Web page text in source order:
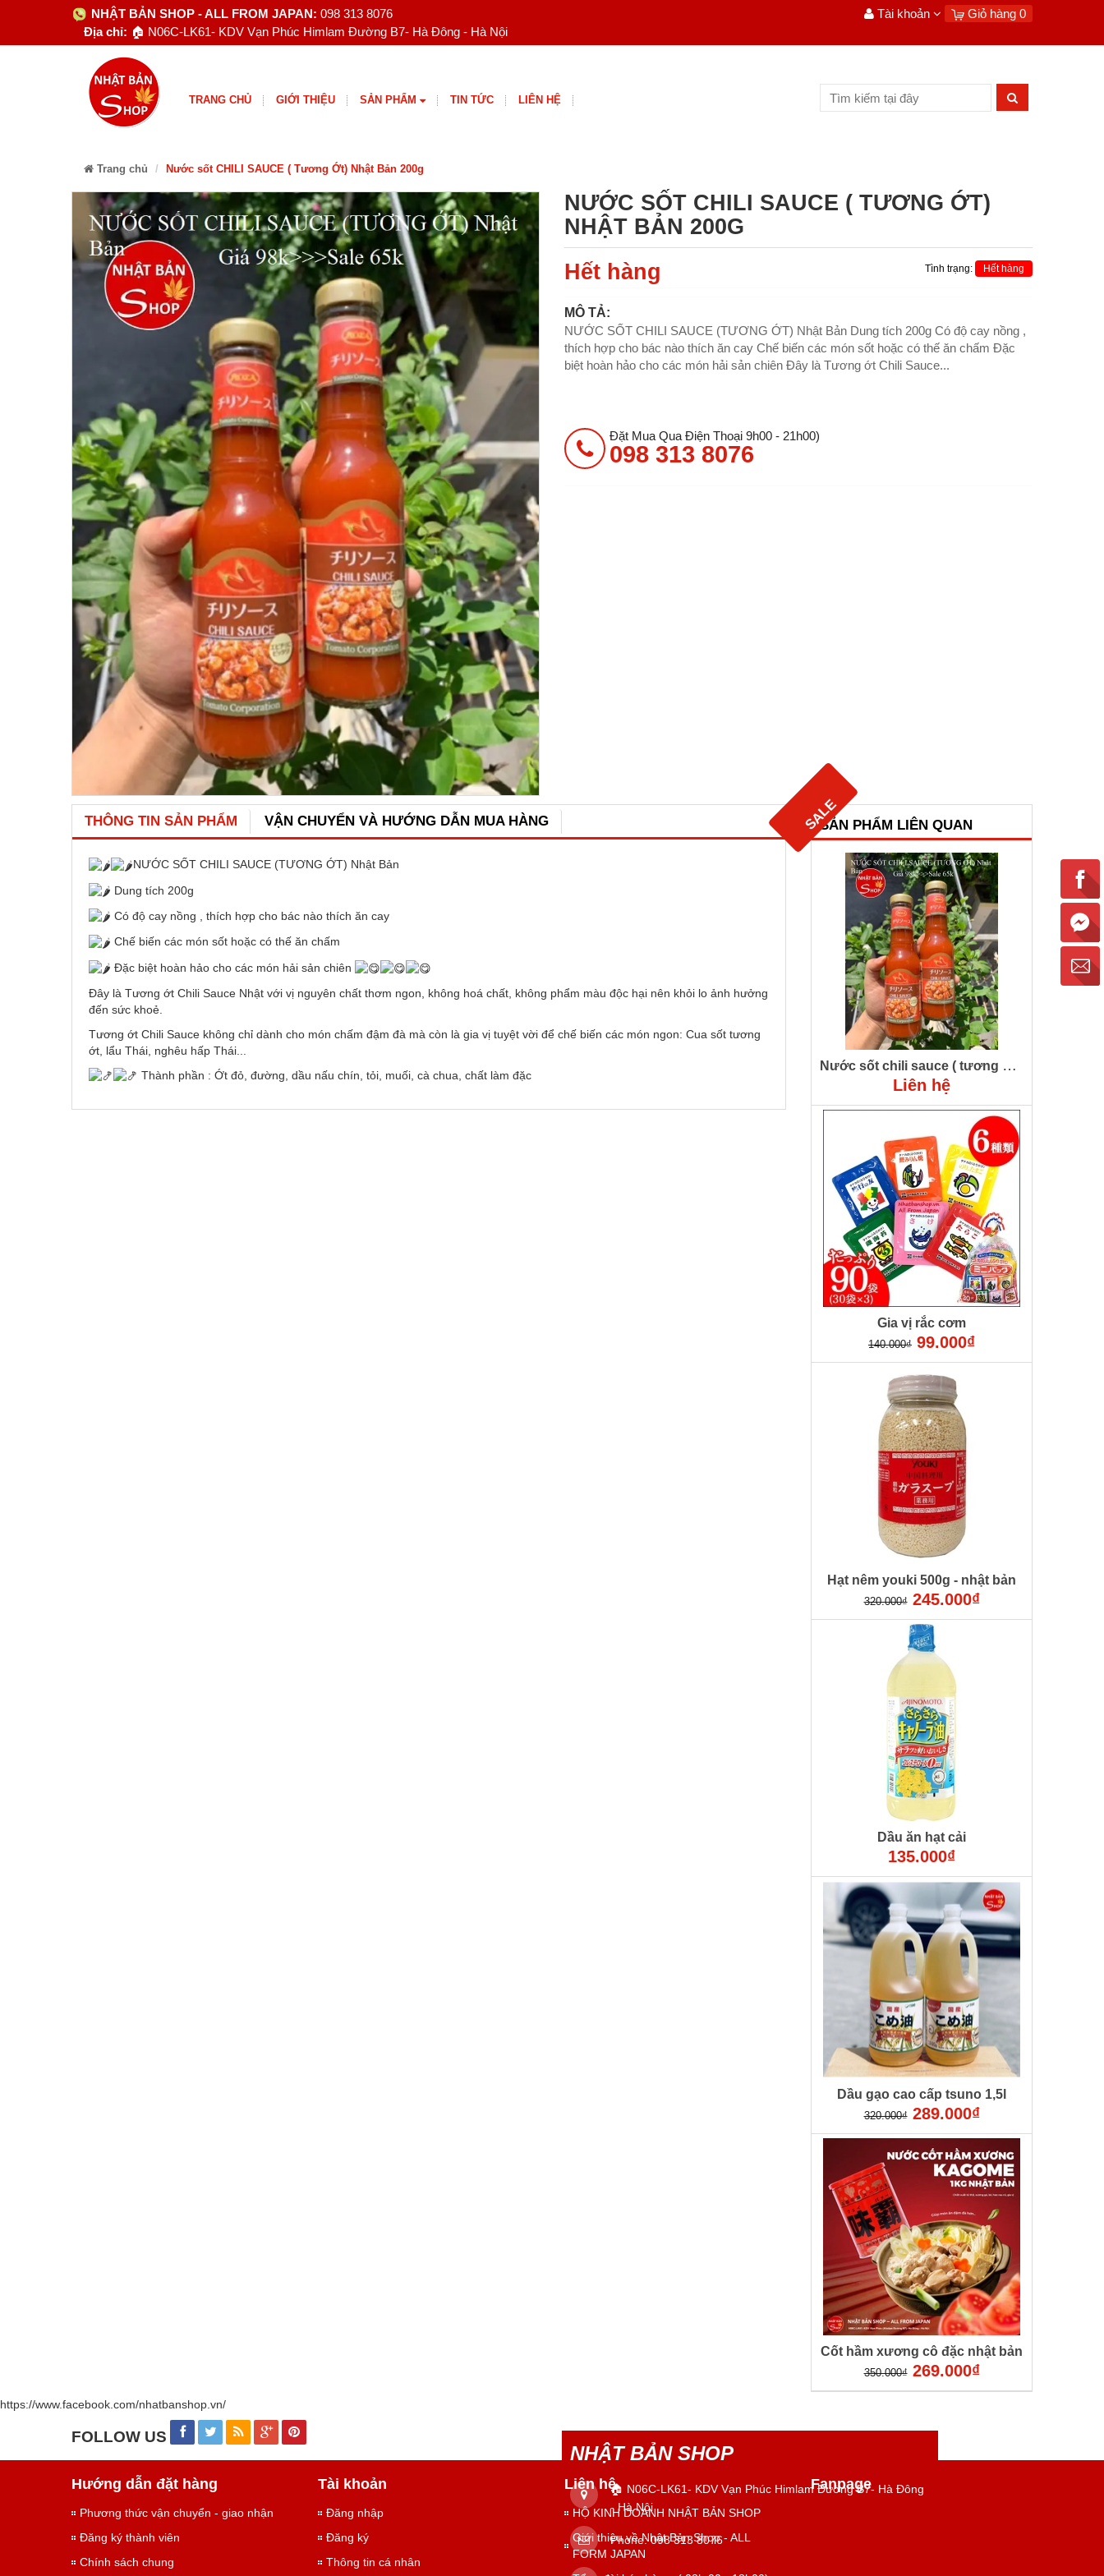
NHẬT BẢN SHOP - ALL FROM JAPAN: 098 313 8076
Địa chỉ: 🏠 N06C-LK61- KDV Vạn Phúc Himlam Đường B7- Hà Đông - Hà Nội
Tài khoản Giỏ hàng 0
TRANG CHỦ GIỚI THIỆU SẢN PHẨM TIN TỨC LIÊN HỆ
Trang chủ Nước sốt CHILI SAUCE ( Tương Ớt) Nhật Bản 200g
NƯỚC SỐT CHILI SAUCE ( TƯƠNG ỚT)
NHẬT BẢN 200G
Hết hàng
Tình trạng: Hết hàng
MÔ TẢ:
NƯỚC SỐT CHILI SAUCE (TƯƠNG ỚT) Nhật Bản Dung tích 200g Có độ cay nồng ,
thích hợp cho bác nào thích ăn cay Chế biến các món sốt hoặc có thế ăn chấm Đặc
biệt hoàn hảo cho các món hải sản chiên Đây là Tương ớt Chili Sauce...
Đặt Mua Qua Điện Thoại 9h00 - 21h00)
098 313 8076
THÔNG TIN SẢN PHẨM VẬN CHUYỂN VÀ HƯỚNG DẪN MUA HÀNG
NƯỚC SỐT CHILI SAUCE (TƯƠNG ỚT) Nhật Bản
Dung tích 200g
Có độ cay nồng , thích hợp cho bác nào thích ăn cay
Chế biến các món sốt hoặc có thế ăn chấm
Đặc biệt hoàn hảo cho các món hải sản chiên
Đây là Tương ớt Chili Sauce Nhật với vị nguyên chất thơm ngon, không hoá chất, không phẩm màu độc hại nên khỏi lo ảnh hưởng
đến sức khoẻ.
Tương ớt Chili Sauce không chỉ dành cho món chấm đậm đà mà còn là gia vị tuyệt vời để chế biến các món ngon: Cua sốt tương
ớt, lẩu Thái, nghêu hấp Thái...
Thành phần : Ớt đỏ, đường, dầu nấu chín, tỏi, muối, cà chua, chất làm đặc
SẢN PHẨM LIÊN QUAN
Nước sốt chili sauce ( tương ớt) nhật bản 200g
Liên hệ
SALE
Gia vị rắc cơm
140.000₫ 99.000₫
SALE
Hạt nêm youki 500g - nhật bản
320.000₫ 245.000₫
Dầu ăn hạt cải
135.000₫
SALE
Dầu gạo cao cấp tsuno 1,5l
320.000₫ 289.000₫
SALE
Cốt hầm xương cô đặc nhật bản
350.000₫ 269.000₫
https://www.facebook.com/nhatbanshop.vn/
NHẬT BẢN SHOP
🏠 N06C-LK61- KDV Vạn Phúc Himlam Đường B7- Hà Đông
- Hà Nội
Phone:098 313 8076
FOLLOW US
Hướng dẫn đặt hàng
Phương thức vận chuyển - giao nhận
Đăng ký thành viên
Chính sách chung
Tài khoản
Đăng nhập
Đăng ký
Thông tin cá nhân
Liên hệ
HỘ KINH DOANH NHẬT BẢN SHOP
Giới thiệu về Nhật Bản Shop - ALL
FORM JAPAN
Fanpage